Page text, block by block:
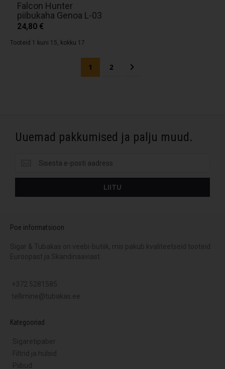
Falcon Hunter
piibukaha Genoa L-03
24,80 €
Tooteid 1 kuni 15, kokku 17
You're currently reading page
1 Page
2 Page
Järgmine
Uuemad pakkumised ja palju muud.
pakkumised
ja
muud.
LIITU
Poe informatsioon
Sigar & Tubakas on veebi-butiik, mis pakub kvaliteetseid tooteid
Euroopast ja Skandinaaviast.
+372 5281585
tellimine@tubakas.ee
Kategooriad
Sigaretipaber
Filtrid ja hülsid
Piibud